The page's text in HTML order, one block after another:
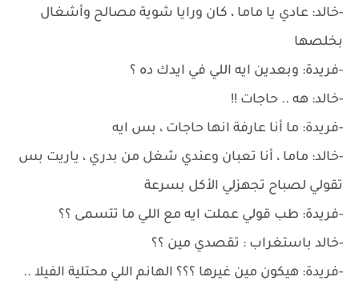
-خالد: عادي يا ماما ، كان ورايا شوية مصالح وأشغال
بخلصها
-فريدة: وبعدين ايه اللي في ايدك ده ؟
-خالد: هه .. حاجات !!
-فريدة: ما أنا عارفة انها حاجات ، بس ايه
-خالد: ماما ، أنا تعبان وعندي شغل من بدري ، ياريت بس
تقولي لصباح تجهزلي الأكل بسرعة
-فريدة: طب قولي عملت ايه مع اللي ما تتسمى ؟؟
-خالد باستغراب : تقصدي مين ؟؟
-فريدة: هيكون مين غيرها ؟؟؟ الهانم اللي محتلية الفيلا ..